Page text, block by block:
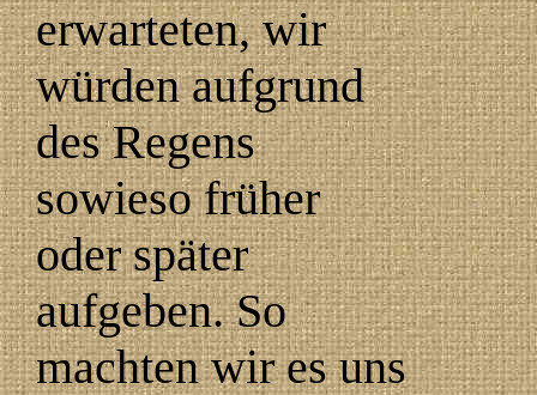
erwarteten, wir
würden aufgrund
des Regens
sowieso früher
oder später
aufgeben. So
machten wir es uns